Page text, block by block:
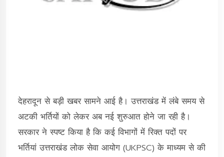
देहरादून से बड़ी खबर सामने आई है। उत्तराखंड में लंबे समय से
अटकी भर्तियों को लेकर अब नई शुरुआत होने जा रही है।
सरकार ने स्पष्ट किया है कि कई विभागों में रिक्त पदों पर
भर्तियां उत्तराखंड लोक सेवा आयोग (UKPSC) के माध्यम से की